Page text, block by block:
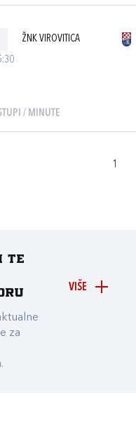
ŽNK VIROVITICA
/ MINUTE
1
VIŠE
te
za